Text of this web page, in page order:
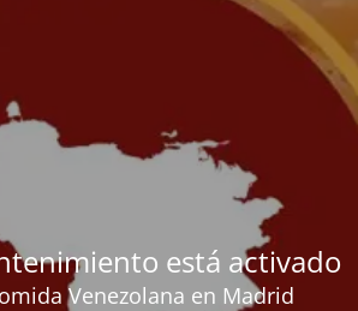
está activado
Venezolana en Madrid